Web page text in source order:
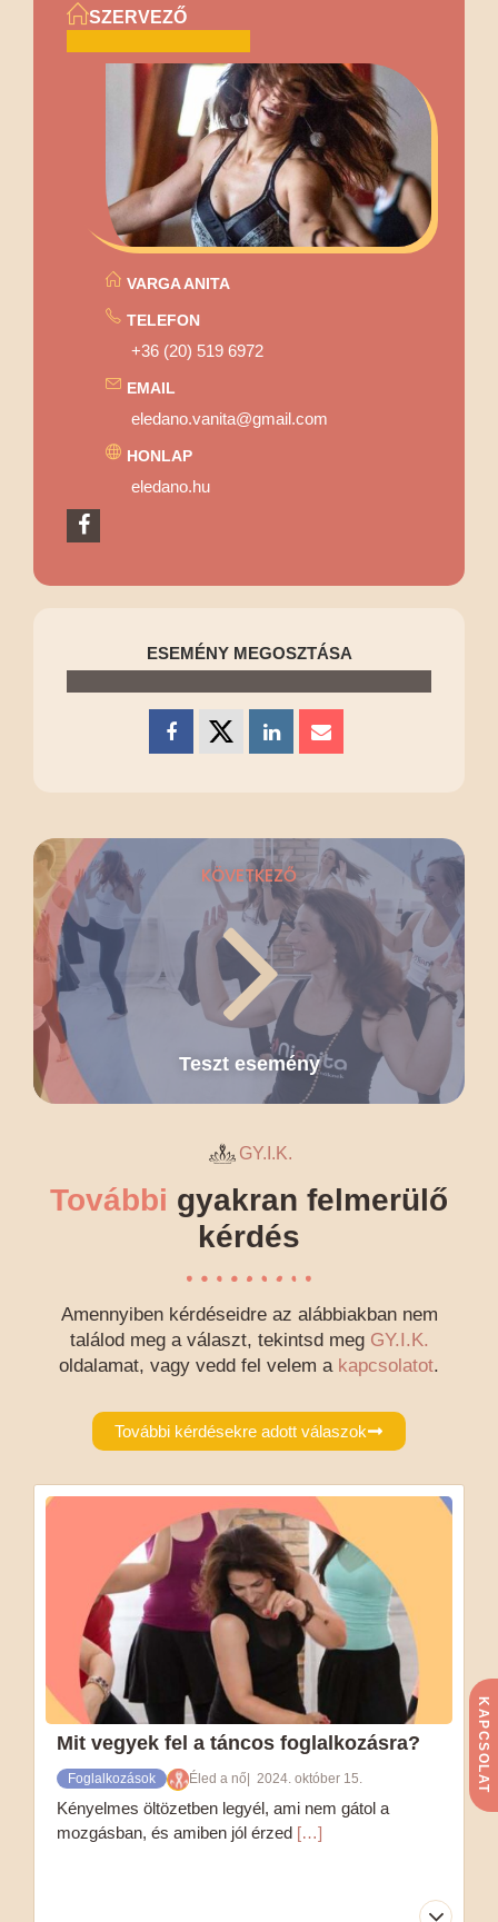
KAPCSOLAT
SZERVEZŐ
VARGA ANITA
TELEFON
+36 (20) 519 6972
EMAIL
eledano.vanita@gmail.com
HONLAP
eledano.hu
ESEMÉNY MEGOSZTÁSA
KÖVETKEZŐ
Teszt esemény
GY.I.K.
További gyakran felmerülő
kérdés
Amennyiben kérdéseidre az alábbiakban nem
találod meg a választ, tekintsd meg GY.I.K.
oldalamat, vagy vedd fel velem a kapcsolatot.
További kérdésekre adott válaszok
Mit vegyek fel a táncos foglalkozásra?
Foglalkozások Éled a nő 2024. október 15.
Kényelmes öltözetben legyél, ami nem gátol a
mozgásban, és amiben jól érzed […]